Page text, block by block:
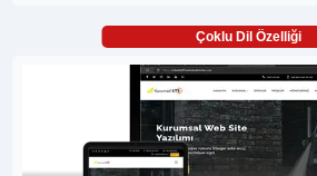
Çoklu Dil Özelliği